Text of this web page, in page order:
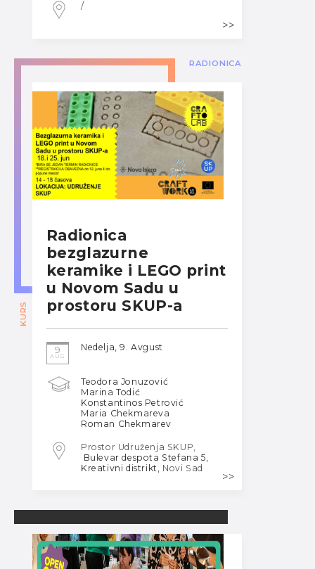
/
RADIONICA
KURS
Radionica
bezglazurne
keramike i LEGO print
u Novom Sadu u
prostoru SKUP-a
9
AUG
Nedelja, 9. Avgust
Teodora Jonuzović
Marina Todić
Konstantinos Petrović
Maria Chekmareva
Roman Chekmarev
Prostor Udruženja SKUP,
Bulevar despota Stefana 5,
Kreativni distrikt,
Novi Sad